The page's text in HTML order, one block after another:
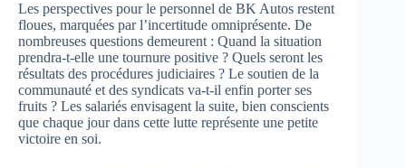
Les perspectives pour le personnel de BK Autos restent
floues, marquées par l’incertitude omniprésente. De
nombreuses questions demeurent : Quand la situation
prendra-t-elle une tournure positive ? Quels seront les
résultats des procédures judiciaires ? Le soutien de la
communauté et des syndicats va-t-il enfin porter ses
fruits ? Les salariés envisagent la suite, bien conscients
que chaque jour dans cette lutte représente une petite
victoire en soi.